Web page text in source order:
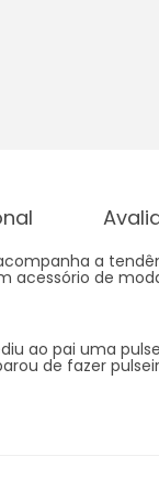
a
acessório de
ao pai uma
de fazer